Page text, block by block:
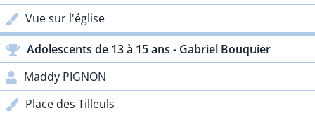
Vue sur l'église
Adolescents de 13 à 15 ans - Gabriel Bouquier
Maddy PIGNON
Place des Tilleuls